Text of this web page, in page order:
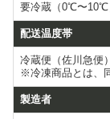
要冷蔵（0℃〜10℃
配送温度帯
冷蔵便（佐川急便）
※冷凍商品とは、
製造者